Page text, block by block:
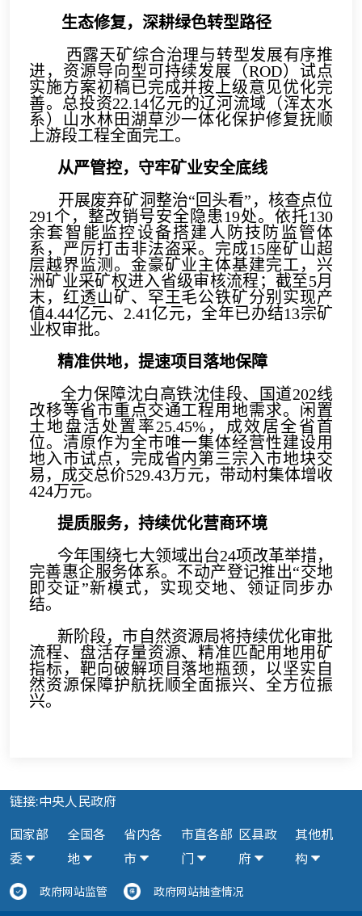
生态修复，深耕绿色转型路径
西露天矿综合治理与转型发展有序推
进，资源导向型可持续发展（ROD）试点
实施方案初稿已完成并按上级意见优化完
善。总投资22.14亿元的辽河流域（浑太水
系）山水林田湖草沙一体化保护修复抚顺
上游段工程全面完工。
从严管控，守牢矿业安全底线
开展废弃矿洞整治“回头看”，核查点位
291个，整改销号安全隐患19处。依托130
余套智能监控设备搭建人防技防监管体
系，严厉打击非法盗采。完成15座矿山超
层越界监测。金豪矿业主体基建完工，兴
洲矿业采矿权进入省级审核流程；截至5月
末，红透山矿、罕王毛公铁矿分别实现产
值4.44亿元、2.41亿元，全年已办结13宗矿
业权审批。
精准供地，提速项目落地保障
全力保障沈白高铁沈佳段、国道202线
改移等省市重点交通工程用地需求。闲置
土地盘活处置率25.45%，成效居全省首
位。清原作为全市唯一集体经营性建设用
地入市试点，完成省内第三宗入市地块交
易，成交总价529.43万元，带动村集体增收
424万元。
提质服务，持续优化营商环境
今年围绕七大领域出台24项改革举措，
完善惠企服务体系。不动产登记推出“交地
即交证”新模式，实现交地、领证同步办
结。
新阶段，市自然资源局将持续优化审批
流程、盘活存量资源、精准匹配用地用矿
指标，靶向破解项目落地瓶颈，以坚实自
然资源保障护航抚顺全面振兴、全方位振
兴。
链接:中央人民政府
国家部
委
全国各
地
省内各
市
市直各部
门
区县政
府
其他机
构
政府网站监管 政府网站抽查情况